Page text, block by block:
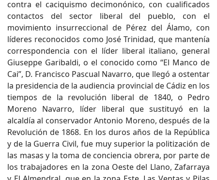
contra el caciquismo decimonónico, con cualificados
contactos del sector liberal del pueblo, con el
movimiento insurreccional de Pérez del Álamo, con
líderes reconocidos como José Trinidad, que mantenía
correspondencia con el líder liberal italiano, general
Giuseppe Garibaldi, o el conocido como “El Manco de
Cai”, D. Francisco Pascual Navarro, que llegó a ostentar
la presidencia de la audiencia provincial de Cádiz en los
tiempos de la revolución liberal de 1840, o Pedro
Moreno Navarro, líder liberal que sustituyó en la
alcaldía al conservador Antonio Moreno, después de la
Revolución de 1868. En los duros años de la República
y de la Guerra Civil, fue muy superior la politización de
las masas y la toma de conciencia obrera, por parte de
los trabajadores en la zona Oeste del Llano, Zafarraya